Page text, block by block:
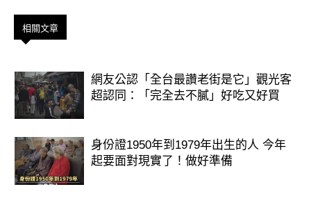
相關文章
網友公認「全台最讚老街是它」觀光客
超認同：「完全去不膩」好吃又好買
身份證1950年到1979年出生的人 今年
起要面對現實了！做好準備